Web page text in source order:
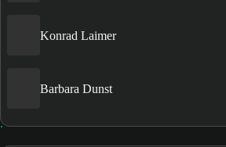
Konrad Laimer
Barbara Dunst